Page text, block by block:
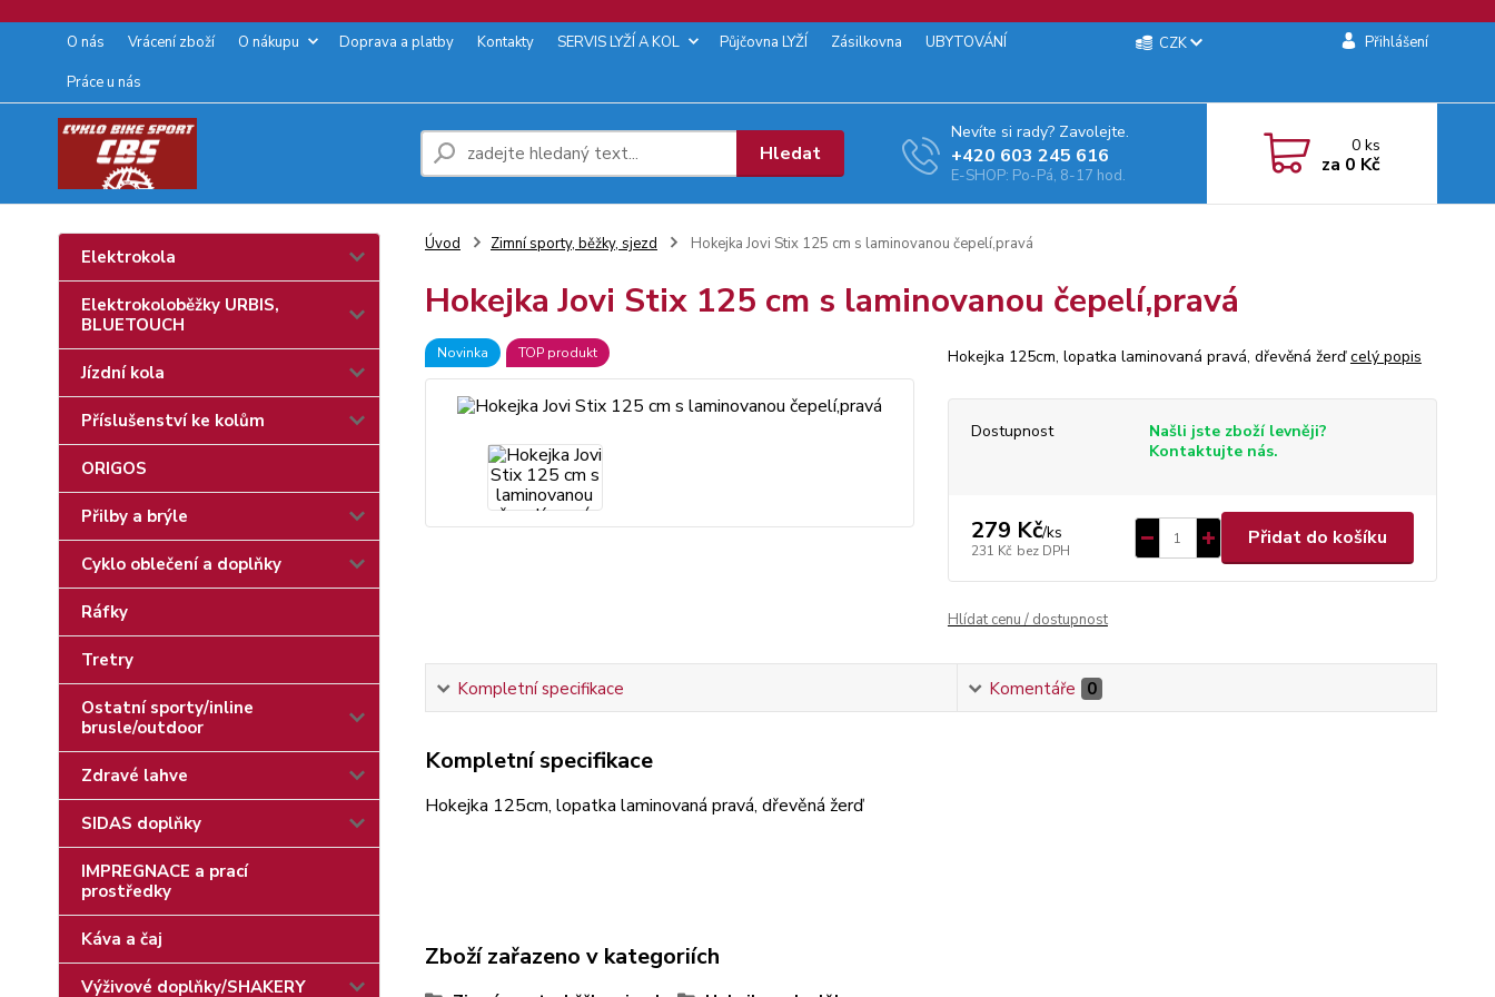
O nás Vrácení zboží O nákupu Doprava a platby Kontakty SERVIS LYŽÍ A KOL Půjčovna LYŽÍ Zásilkovna
UBYTOVÁNÍ
Práce u nás
CZK Přihlášení
Hledat
Nevíte si rady? Zavolejte.
+‭420 603 245 616‬
E-SHOP: Po-Pá, 8-17 hod.
0ks
za 0 Kč
Elektrokola
Elektrokoloběžky URBIS,
BLUETOUCH
Jízdní kola
Příslušenství ke kolům
ORIGOS
Přilby a brýle
Cyklo oblečení a doplňky
Ráfky
Tretry
Ostatní sporty/inline
brusle/outdoor
Zdravé lahve
SIDAS doplňky
IMPREGNACE a prací
prostředky
Káva a čaj
Výživové doplňky/SHAKERY
Úvod Zimní sporty, běžky, sjezd Hokejka Jovi Stix 125 cm s laminovanou čepelí,pravá
Hokejka Jovi Stix 125 cm s laminovanou čepelí,pravá
Novinka TOP produkt Hokejka 125cm, lopatka laminovaná pravá, dřevěná žerďcelý popis
Dostupnost
Našli jste zboží levněji?
Kontaktujte nás.
279 Kč/ks
231 Kč bez DPH
Přidat do košíku
Hlídat cenu / dostupnost
Kompletní specifikace Komentáře 0
Kompletní specifikace
Hokejka 125cm, lopatka laminovaná pravá, dřevěná žerď
Zboží zařazeno v kategoriích